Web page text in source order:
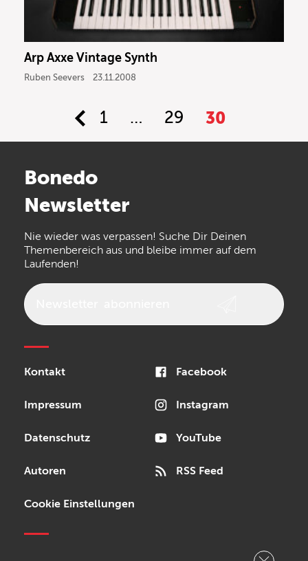
Arp Axxe Vintage Synth
Ruben Seevers 23.11.2008
1 … 29 30
Bonedo
Newsletter
Nie wieder was verpassen! Suche Dir Deinen
Themenbereich aus und bleibe immer auf dem
Laufenden!
Kontakt
Impressum
Datenschutz
Autoren
Cookie Einstellungen
Facebook
Instagram
YouTube
RSS Feed